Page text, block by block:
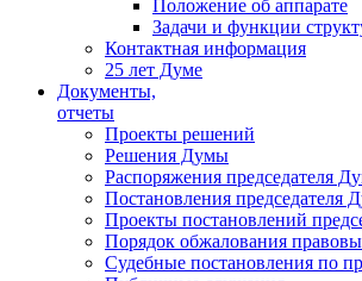
Положение об аппарате
Задачи и функции
Контактная информация
25 лет Думе
Документы,
отчеты
Проекты решений
Решения Думы
Распоряжения председателя
Постановления председателя
Проекты постановлений
Порядок обжалования
Судебные постановления по